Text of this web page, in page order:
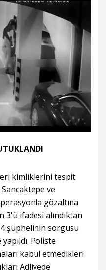
kimliklerini tespit
ve
gözaltına
3'ü ifadesi alındıktan
4 şüphelinin sorgusu
Poliste
kabul etmedikleri
Adliyede